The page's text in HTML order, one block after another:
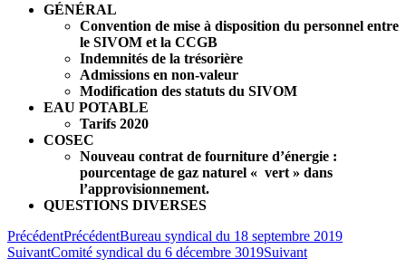
GÉNÉRAL
Convention de mise à disposition du personnel entre
le SIVOM et la CCGB
Indemnités de la trésorière
Admissions en non-valeur
Modification des statuts du SIVOM
EAU POTABLE
Tarifs 2020
COSEC
Nouveau contrat de fourniture d’énergie :
pourcentage de gaz naturel « vert » dans
l’approvisionnement.
QUESTIONS DIVERSES
PrécédentPrécédentBureau syndical du 18 septembre 2019
SuivantComité syndical du 6 décembre 3019Suivant